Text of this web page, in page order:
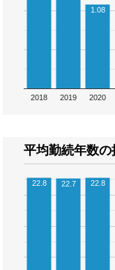
2018 2019 2020
1.08
平均勤続年数の
22.8 22.7 22.8